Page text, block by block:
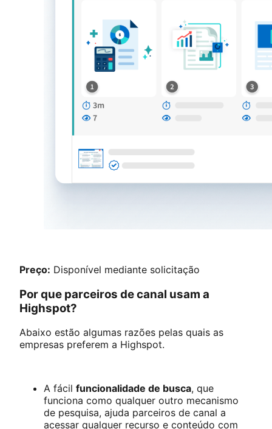
Preço: Disponível mediante solicitação
Por que parceiros de canal usam a
Highspot?
Abaixo estão algumas razões pelas quais as
empresas preferem a Highspot.
A fácil funcionalidade de busca, que
funciona como qualquer outro mecanismo
de pesquisa, ajuda parceiros de canal a
acessar qualquer recurso e conteúdo com